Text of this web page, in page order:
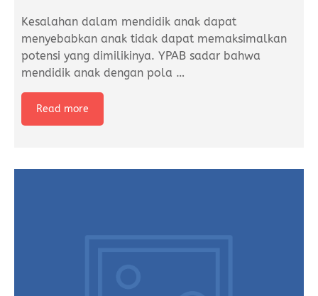
Kesalahan dalam mendidik anak dapat
menyebabkan anak tidak dapat memaksimalkan
potensi yang dimilikinya. YPAB sadar bahwa
mendidik anak dengan pola …
Read more